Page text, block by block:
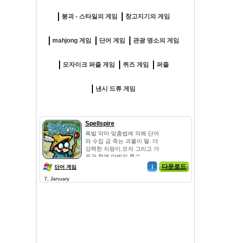
붕괴 - 스타일의 게임 창고지기의 게임
mahjong 게임 단어 게임 관광 명소의 게임
모자이크 퍼즐 게임 퀴즈 게임 퍼즐
낸시 드류 게임
Spellspire
폭발 악마 맞춤법에 의해 단어
와 수집 금 죽는 괴물이 떨. 더
강력한 지팡이,모자 그리고 가
운과 함께 마법의 특수...
단어 게임 i 다운로드
7, January